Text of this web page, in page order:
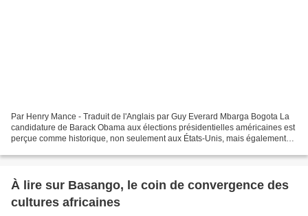
Par Henry Mance - Traduit de l'Anglais par Guy Everard Mbarga Bogota La
candidature de Barack Obama aux élections présidentielles américaines est
perçue comme historique, non seulement aux États-Unis, mais également
À lire sur Basango, le coin de convergence des
cultures africaines